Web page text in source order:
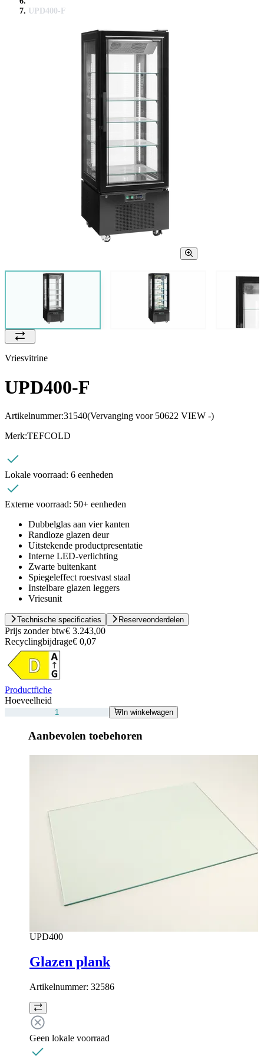
UPD400-F
Vriesvitrine
UPD400-F
Artikelnummer:31540(Vervanging voor 50622 VIEW -)
Merk:TEFCOLD
Lokale voorraad: 6 eenheden
Externe voorraad: 50+ eenheden
Dubbelglas aan vier kanten
Randloze glazen deur
Uitstekende productpresentatie
Interne LED-verlichting
Zwarte buitenkant
Spiegeleffect roestvast staal
Instelbare glazen leggers
Vriesunit
Technische specificaties Reserveonderdelen
Prijs zonder btw€ 3.243,00
Recyclingbijdrage€ 0,07
Productfiche
Hoeveelheid
In winkelwagen
Aanbevolen toebehoren
UPD400
Glazen plank
Artikelnummer: 32586
Geen lokale voorraad